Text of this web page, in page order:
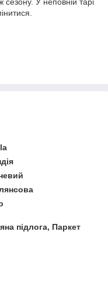
сезону. У неповній тарі
підлога, Паркет